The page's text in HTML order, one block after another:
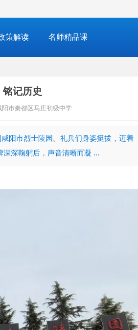
策解读 名师精品课
记历史
阳市秦都区马庄初级中学
阳市烈士陵园。礼兵们身姿挺拔，迈着
深鞠躬后，声音清晰而凝 ...